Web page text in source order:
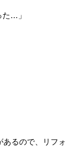
た…」
るので、リフォ